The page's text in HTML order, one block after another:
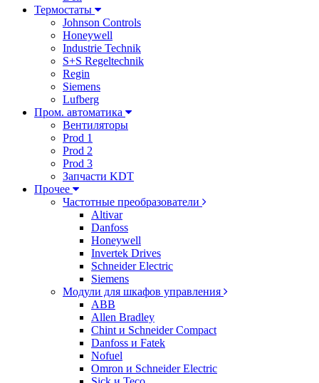
Термостаты
Johnson Controls
Honeywell
Industrie Technik
S+S Regeltechnik
Regin
Siemens
Lufberg
Пром. автоматика
Вентиляторы
Prod 1
Prod 2
Prod 3
Запчасти KDT
Прочее
Частотные преобразователи
Altivar
Danfoss
Honeywell
Invertek Drives
Schneider Electric
Siemens
Модули для шкафов управления
ABB
Allen Bradley
Chint и Schneider Compact
Danfoss и Fatek
Nofuel
Omron и Schneider Electric